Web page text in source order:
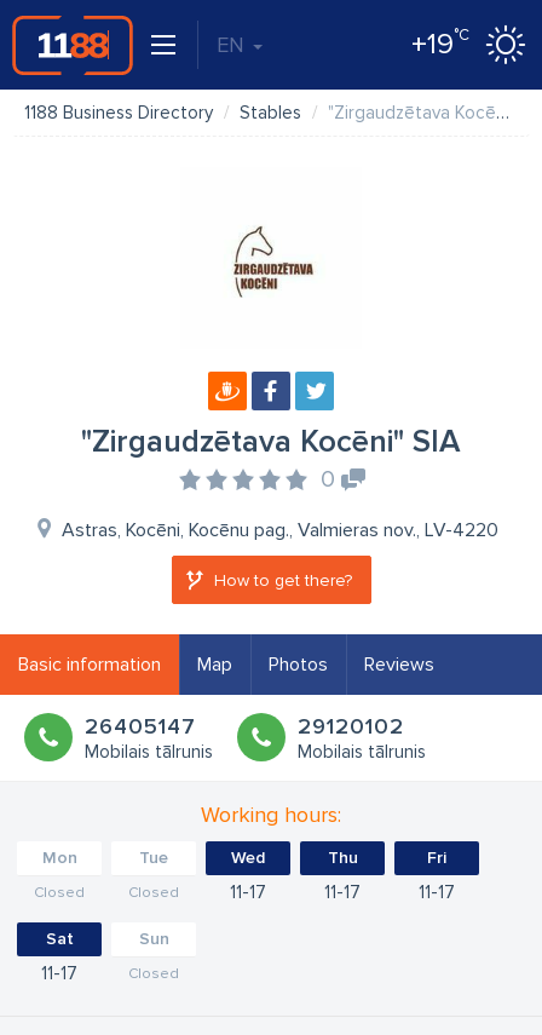
EN +19°C
1188 Business Directory Stables "Zirgaudzētava Kocēni" SIA
"Zirgaudzētava Kocēni" SIA
0
Astras, Kocēni, Kocēnu pag., Valmieras nov., LV-4220
How to get there?
Basic information Map Photos Reviews
26405147
Mobilais tālrunis
29120102
Mobilais tālrunis
Working hours:
Mon
Closed
Tue
Closed
Wed
11 17
Thu
11 17
Fri
11 17
Sat
11 17
Sun
Closed